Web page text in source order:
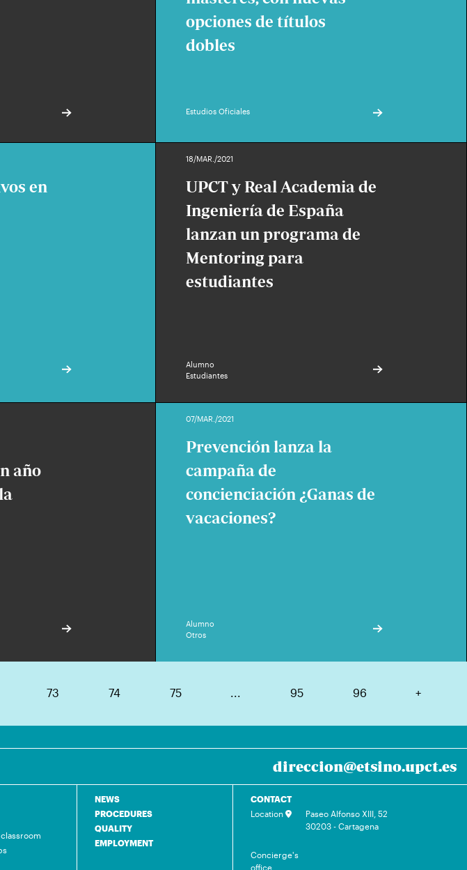
opciones de títulos
dobles
Estudios Oficiales
en
18/MAR./2021
UPCT y Real Academia de
Ingeniería de España
lanzan un programa de
Mentoring para
estudiantes
Alumno
Estudiantes
año
07/MAR./2021
Prevención lanza la
campaña de
concienciación ¿Ganas de
vacaciones?
Alumno
Otros
73 74 75 ... 95 96 +
direccion@etsino.upct.es
NEWS
PROCEDURES
QUALITY
EMPLOYMENT
CONTACT
Location
Paseo Alfonso XIII, 52
30203 - Cartagena
Concierge's
office